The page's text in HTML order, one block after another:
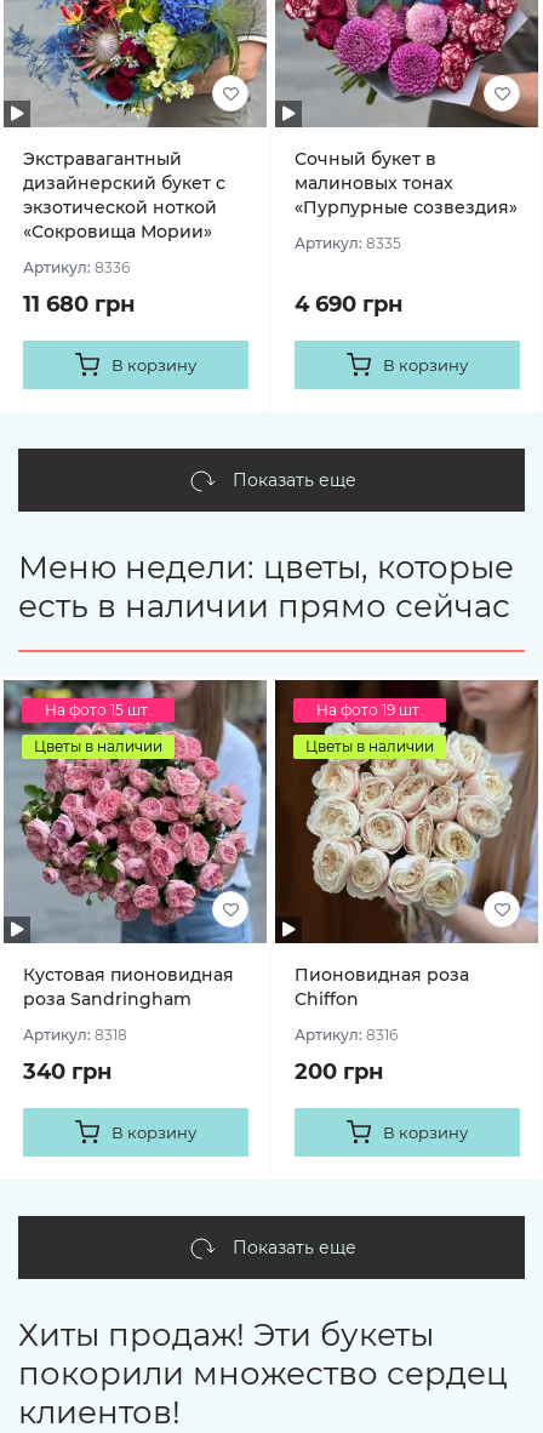
Экстравагантный
дизайнерский букет с
экзотической ноткой
«Сокровища Мории»
Артикул: 8336
11 680 грн
В корзину
Сочный букет в
малиновых тонах
«Пурпурные созвездия»
Артикул: 8335
4 690 грн
В корзину
Показать еще
Меню недели: цветы, которые
есть в наличии прямо сейчас
На фото 15 шт.
Цветы в наличии
Кустовая пионовидная
роза Sandringham
Артикул: 8318
340 грн
В корзину
На фото 19 шт.
Цветы в наличии
Пионовидная роза
Chiffon
Артикул: 8316
200 грн
В корзину
Показать еще
Хиты продаж! Эти букеты
покорили множество сердец
клиентов!